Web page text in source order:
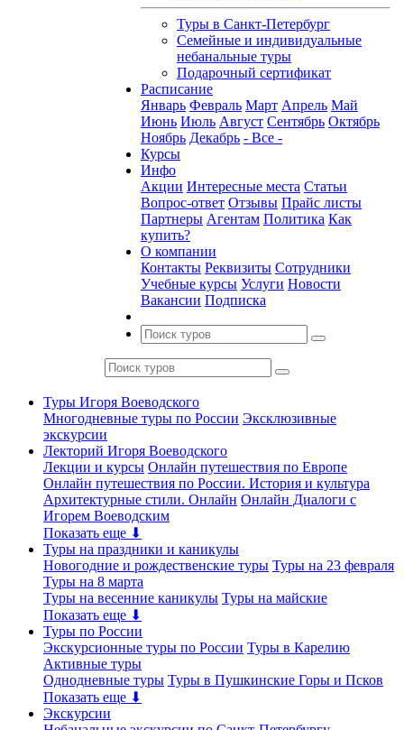
Туры в Санкт-Петербург
Семейные и индивидуальные
небанальные туры
Подарочный сертификат
Расписание
Январь Февраль Март Апрель Май
Июнь Июль Август Сентябрь Октябрь
Ноябрь Декабрь - Все -
Курсы
Инфо
Акции Интересные места Статьи
Вопрос-ответ Отзывы Прайс листы
Партнеры Агентам Политика Как
купить?
О компании
Контакты Реквизиты Сотрудники
Учебные курсы Услуги Новости
Вакансии Подписка
Туры Игоря Воеводского
Многодневные туры по России Эксклюзивные
экскурсии
Лекторий Игоря Воеводского
Лекции и курсы Онлайн путешествия по Европе
Онлайн путешествия по России. История и культура
Архитектурные стили. Онлайн Онлайн Диалоги с
Игорем Воеводским
Показать еще ⬇
Туры на праздники и каникулы
Новогодние и рождественские туры Туры на 23 февраля
Туры на 8 марта
Туры на весенние каникулы Туры на майские
Показать еще ⬇
Туры по России
Экскурсионные туры по России Туры в Карелию
Активные туры
Однодневные туры Туры в Пушкинские Горы и Псков
Показать еще ⬇
Экскурсии